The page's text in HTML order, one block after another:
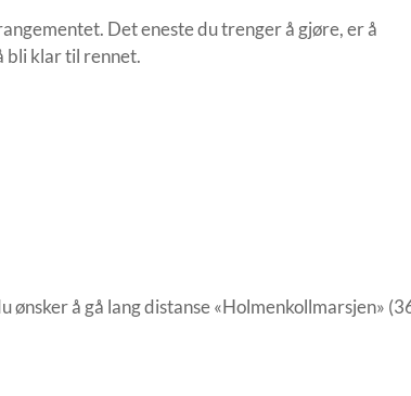
Det eneste du trenger å gjøre, er å
bli klar til rennet.
ønsker å gå lang distanse «Holmenkollmarsjen»